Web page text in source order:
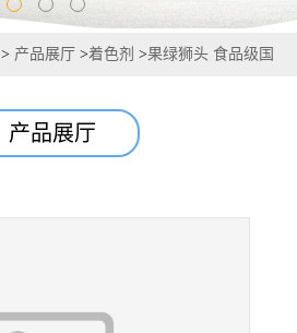
> 产品展厅 >着色剂 >果绿狮头 食品级国
产品展厅